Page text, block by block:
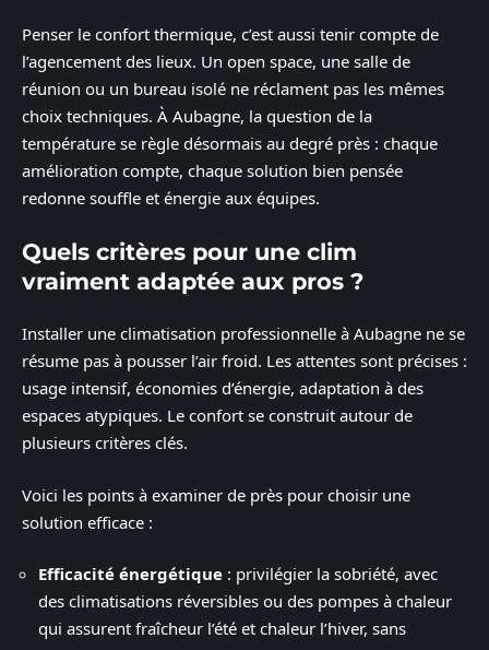
Penser le confort thermique, c’est aussi tenir compte de
l’agencement des lieux. Un open space, une salle de
réunion ou un bureau isolé ne réclament pas les mêmes
choix techniques. À Aubagne, la question de la
température se règle désormais au degré près : chaque
amélioration compte, chaque solution bien pensée
redonne souffle et énergie aux équipes.
Quels critères pour une clim
vraiment adaptée aux pros ?
Installer une climatisation professionnelle à Aubagne ne se
résume pas à pousser l’air froid. Les attentes sont précises :
usage intensif, économies d’énergie, adaptation à des
espaces atypiques. Le confort se construit autour de
plusieurs critères clés.
Voici les points à examiner de près pour choisir une
solution efficace :
Efficacité énergétique : privilégier la sobriété, avec
des climatisations réversibles ou des pompes à chaleur
qui assurent fraîcheur l’été et chaleur l’hiver, sans